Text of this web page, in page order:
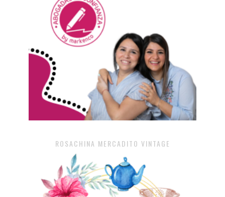
ROSACHINA MERCADITO VINTAGE